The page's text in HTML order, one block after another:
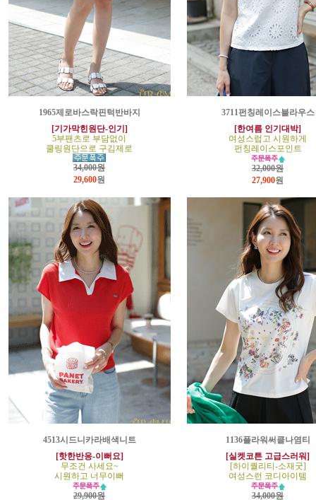
1965제로바스락핀턱반바지
[기가막힌원단-인기]
5부팬츠로 부담없이
쿨링원단으로 구김제로
34,000원
29,600원
3711펀칭레이스블라우스
[한여름 인기대박]
여성스럽고 시원하게
펀칭레이스포인트
32,000원
27,900원
4513시드니카라배색니트
[핫한반응-이뻐요]
무조건 사세요~
시원하고 너무이뻐
29,900원
1136플라워써클나염티
[실켓코튼 고급스러워]
[하이퀄리티-소재굿]
여성스런 코디아이템
34,000원